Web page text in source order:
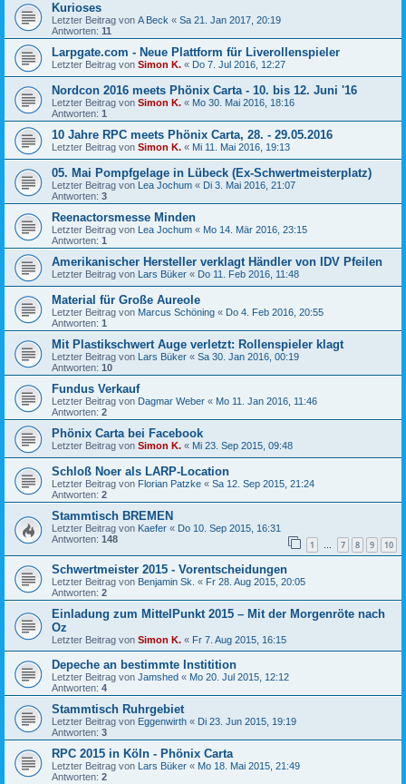
Kurioses
Letzter Beitrag von A Beck « Sa 21. Jan 2017, 20:19
Antworten: 11
Larpgate.com - Neue Plattform für Liverollenspieler
Letzter Beitrag von Simon K. « Do 7. Jul 2016, 12:27
Nordcon 2016 meets Phönix Carta - 10. bis 12. Juni '16
Letzter Beitrag von Simon K. « Mo 30. Mai 2016, 18:16
Antworten: 1
10 Jahre RPC meets Phönix Carta, 28. - 29.05.2016
Letzter Beitrag von Simon K. « Mi 11. Mai 2016, 19:13
05. Mai Pompfgelage in Lübeck (Ex-Schwertmeisterplatz)
Letzter Beitrag von Lea Jochum « Di 3. Mai 2016, 21:07
Antworten: 3
Reenactorsmesse Minden
Letzter Beitrag von Lea Jochum « Mo 14. Mär 2016, 23:15
Antworten: 1
Amerikanischer Hersteller verklagt Händler von IDV Pfeilen
Letzter Beitrag von Lars Büker « Do 11. Feb 2016, 11:48
Material für Große Aureole
Letzter Beitrag von Marcus Schöning « Do 4. Feb 2016, 20:55
Antworten: 1
Mit Plastikschwert Auge verletzt: Rollenspieler klagt
Letzter Beitrag von Lars Büker « Sa 30. Jan 2016, 00:19
Antworten: 10
Fundus Verkauf
Letzter Beitrag von Dagmar Weber « Mo 11. Jan 2016, 11:46
Antworten: 2
Phönix Carta bei Facebook
Letzter Beitrag von Simon K. « Mi 23. Sep 2015, 09:48
Schloß Noer als LARP-Location
Letzter Beitrag von Florian Patzke « Sa 12. Sep 2015, 21:24
Antworten: 2
Stammtisch BREMEN
Letzter Beitrag von Kaefer « Do 10. Sep 2015, 16:31
Antworten: 148 1 … 7 8 9 10
Schwertmeister 2015 - Vorentscheidungen
Letzter Beitrag von Benjamin Sk. « Fr 28. Aug 2015, 20:05
Antworten: 2
Einladung zum MittelPunkt 2015 – Mit der Morgenröte nach
Oz
Letzter Beitrag von Simon K. « Fr 7. Aug 2015, 16:15
Depeche an bestimmte Institition
Letzter Beitrag von Jamshed « Mo 20. Jul 2015, 12:12
Antworten: 4
Stammtisch Ruhrgebiet
Letzter Beitrag von Eggenwirth « Di 23. Jun 2015, 19:19
Antworten: 3
RPC 2015 in Köln - Phönix Carta
Letzter Beitrag von Lars Büker « Mo 18. Mai 2015, 21:49
Antworten: 2